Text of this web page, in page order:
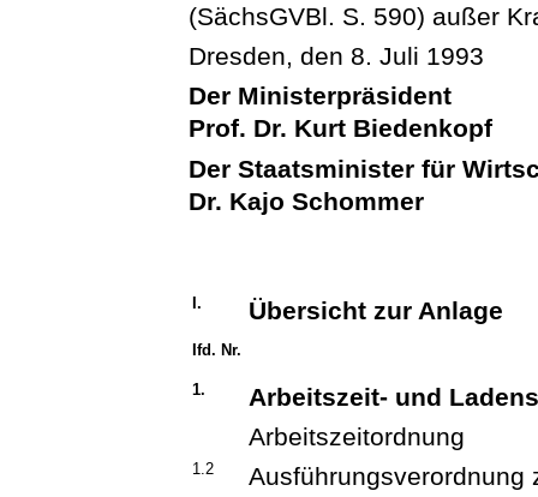
(SächsGVBl. S. 590) außer
Dresden, den 8. Juli 1993
Der Ministerpräsident
Prof. Dr. Kurt Biedenkopf
Der Staatsminister für
Dr. Kajo Schommer
I. Übersicht zur Anlage
Ifd. Nr.
1.
Arbeitszeit- und
Arbeitszeitordnung
1.2 Ausführungsverordnung